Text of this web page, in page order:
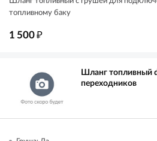
топливному баку
1 500₽
Шланг топливный
переходников